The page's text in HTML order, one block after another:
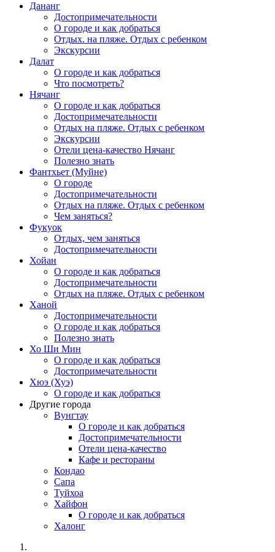
Дананг
Достопримечательности
О городе и как добраться
Отдых. на пляже. Отдых с ребенком
Экскурсии
Далат
О городе и как добраться
Что посмотреть?
Нячанг
О городе и как добраться
Достопримечательности
Отдых на пляже. Отдых с ребенком
Экскурсии
Отели цена-качество Нячанг
Полезно знать
Фантхьет (Муйне)
О городе
Достопримечательности
Отдых на пляже. Отдых с ребенком
Чем заняться?
Фукуок
Отдых, чем заняться
Достопримечательности
Хойан
О городе и как добраться
Достопримечательности
Отдых на пляже. Отдых с ребенком
Ханой
Достопримечательности
О городе и как добраться
Полезно знать
Хо Ши Мин
О городе и как добраться
Достопримечательности
Хюэ (Хуэ)
О городе и как добраться
Другие города
Вунгтау
О городе и как добраться
Достопримечательности
Отели цена-качество
Кафе и рестораны
Кондао
Сапа
Туйхоа
Хайфон
О городе и как добраться
Халонг